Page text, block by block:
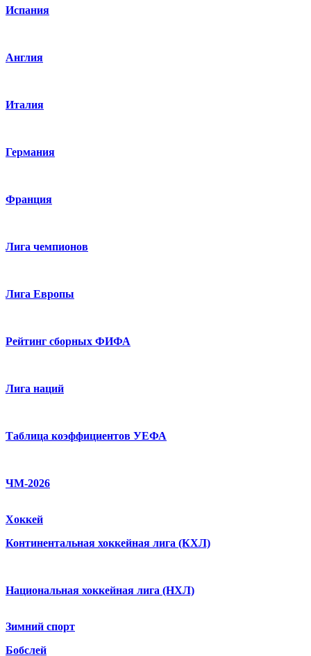
Испания
Англия
Италия
Германия
Франция
Лига чемпионов
Лига Европы
Рейтинг сборных ФИФА
Лига наций
Таблица коэффициентов УЕФА
ЧМ-2026
Хоккей
Континентальная хоккейная лига (КХЛ)
Национальная хоккейная лига (НХЛ)
Зимний спорт
Бобслей